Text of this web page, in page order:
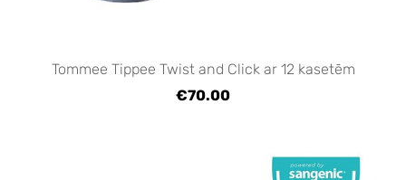
Tommee Tippee Twist and Click ar 12 kasetēm
€70.00